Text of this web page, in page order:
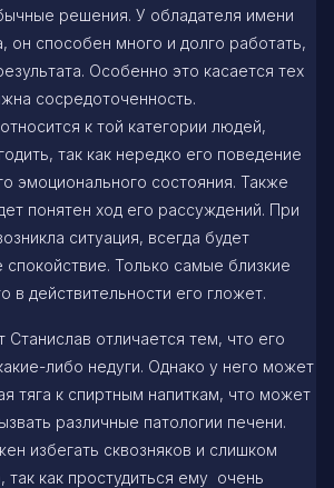
решения. У обладателя имени
он способен много и долго работать,
Особенно это касается тех
сосредоточенность.
к той категории людей,
так как нередко его поведение
эмоционального состояния. Также
понятен ход его рассуждений. При
ситуация, всегда будет
спокойствие. Только самые близкие
в действительности его гложет.
Станислав отличается тем, что его
либо недуги. Однако у него может
тяга к спиртным напиткам, что может
различные патологии печени.
избегать сквозняков и слишком
так как простудиться ему очень